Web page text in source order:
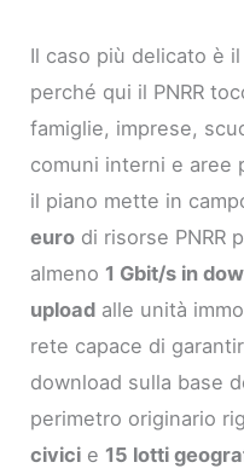
Il caso più delicato è il
perché qui il PNRR
famiglie, imprese,
comuni interni e aree
il piano mette in
euro di risorse PNRR
almeno 1 Gbit/s in
upload alle unità
rete capace di
download sulla base
perimetro originario
civici e 15 lotti